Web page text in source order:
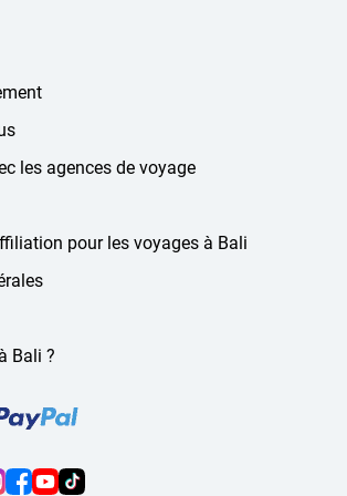
les agences de voyage
pour les voyages à Bali
Bali ?